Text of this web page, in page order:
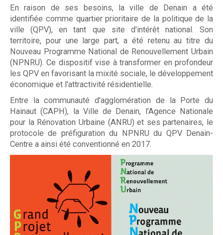
En raison de ses besoins, la ville de Denain a été
identifiée comme quartier prioritaire de la politique de la
ville (QPV), en tant que site d'intérêt national. Son
territoire, pour une large part, a été retenu au titre du
Nouveau Programme National de Renouvellement Urbain
(NPNRU). Ce dispositif vise à transformer en profondeur
les QPV en favorisant la mixité sociale, le développement
économique et l'attractivité résidentielle.
Entre la communauté d'agglomération de la Porte du
Hainaut (CAPH), la Ville de Denain, l'Agence Nationale
pour la Rénovation Urbaine (ANRU) et ses partenaires, le
protocole de préfiguration du NPNRU du QPV Denain-
Centre a ainsi été conventionné en 2017.